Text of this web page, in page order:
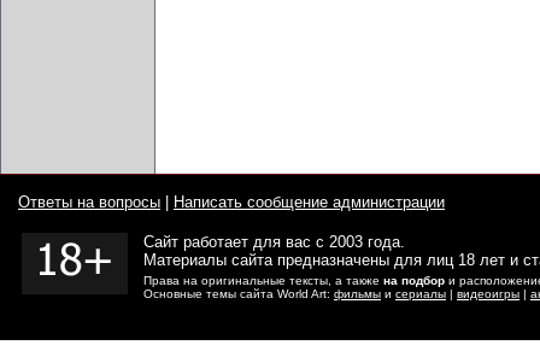
Ответы на вопросы Написать сообщение администрации
Сайт работает для вас с 2003 года.
Материалы сайта предназначены для лиц 18 лет и
Права на оригинальные тексты, а также на подбор и
Основные темы сайта World Art: фильмы и сериалы | видеоигры |